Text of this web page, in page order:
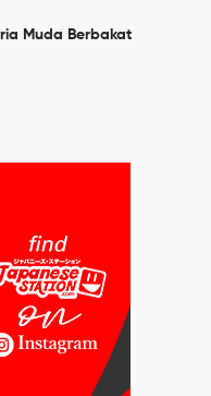
Muda Berbakat